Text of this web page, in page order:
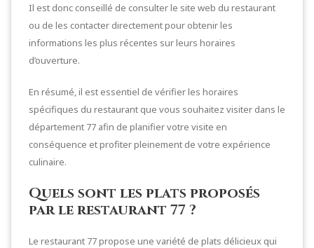
Il est donc conseillé de consulter le site web du restaurant
ou de les contacter directement pour obtenir les
informations les plus récentes sur leurs horaires
d’ouverture.
En résumé, il est essentiel de vérifier les horaires
spécifiques du restaurant que vous souhaitez visiter dans le
département 77 afin de planifier votre visite en
conséquence et profiter pleinement de votre expérience
culinaire.
Quels sont les plats proposés
par le restaurant 77 ?
Le restaurant 77 propose une variété de plats délicieux qui